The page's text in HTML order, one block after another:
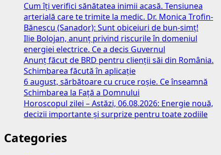
Cum îți verifici sănătatea inimii acasă. Tensiunea
arterială care te trimite la medic. Dr. Monica Trofin-
Bănescu (Sanador): Sunt obiceiuri de bun-simț!
Ilie Bolojan, anunț privind riscurile în domeniul
energiei electrice. Ce a decis Guvernul
Anunț făcut de BRD pentru clienții săi din România.
Schimbarea făcută în aplicație
6 august, sărbătoare cu cruce roșie. Ce înseamnă
Schimbarea la Față a Domnului
Horoscopul zilei – Astăzi, 06.08.2026: Energie nouă,
decizii importante și surprize pentru toate zodiile
Categories